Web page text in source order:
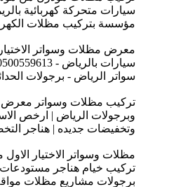
سيارات متحركة كهربائية
مؤسسة بتركيب مظلات
معرض مظلات وسواتر
سواتر الرياض - برجولات
تركيب مظلات وسواتر معرض
وبرجولات الرياض | ارخص
وتخفيضات جديده | هناجر
مظلات وسواتر الاختيار
تركيب خيام هناجر
برجولات مشاريع مظلات